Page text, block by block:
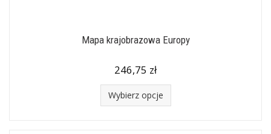
Mapa krajobrazowa Europy
246,75 zł
Wybierz opcje